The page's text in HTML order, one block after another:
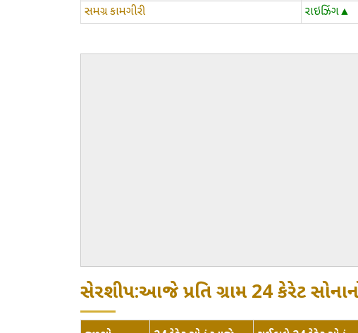
સમગ્ર કામગીરી
રાઇઝિંગ▲
સેરશીપ:આજે પ્રતિ ગ્રામ 24 કેરેટ